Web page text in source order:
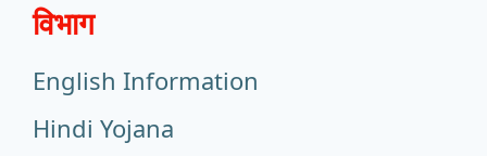
विभाग
English Information
Hindi Yojana